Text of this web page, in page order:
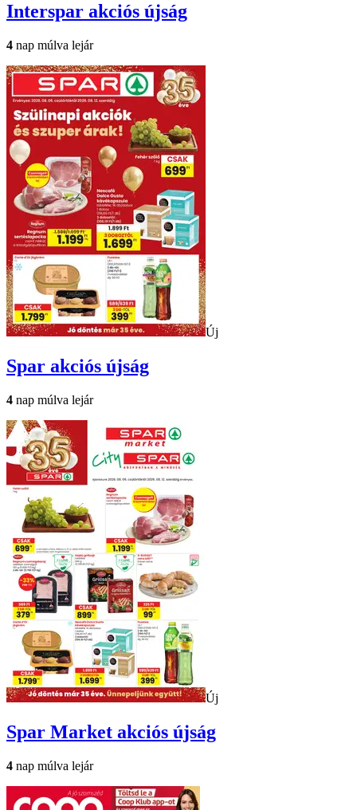
Interspar akciós újság
4 nap múlva lejár
Új
Spar akciós újság
4 nap múlva lejár
Új
Spar Market akciós újság
4 nap múlva lejár